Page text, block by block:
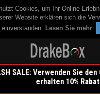
Cookies, um Ihr Online-
Website erklären sich die
einverstanden. Lesen Sie mehr.
SALE: Verwenden Sie den
erhalten 10%